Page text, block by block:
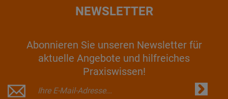
NEWSLETTER
Abonnieren Sie unseren Newsletter für
aktuelle Angebote und hilfreiches
Praxiswissen!